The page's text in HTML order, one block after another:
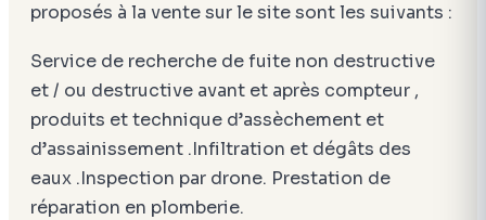
proposés à la vente sur le site sont les suivants :
Service de recherche de fuite non destructive
et / ou destructive avant et après compteur ,
produits et technique d’assèchement et
d’assainissement .Infiltration et dégâts des
eaux .Inspection par drone. Prestation de
réparation en plomberie.